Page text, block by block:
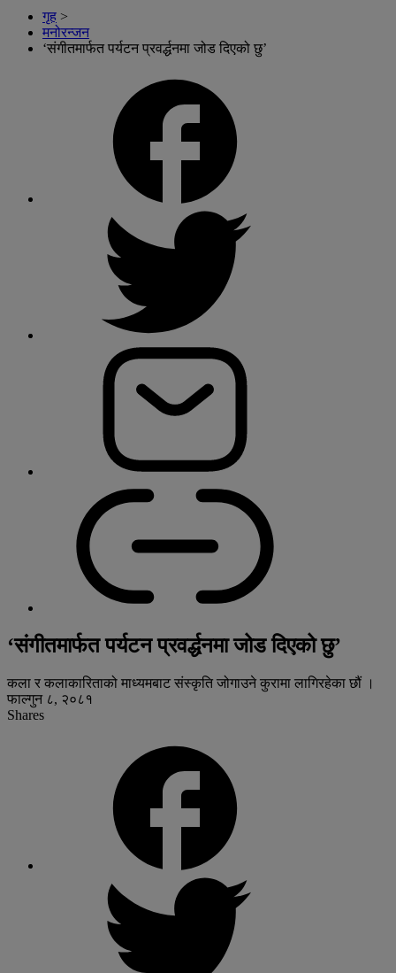
गृह >
मनोरन्जन
‘संगीतमार्फत पर्यटन प्रवर्द्धनमा जोड दिएको छु’
‘संगीतमार्फत पर्यटन प्रवर्द्धनमा जोड दिएको छु’
कला र कलाकारिताको माध्यमबाट संस्कृति जोगाउने कुरामा लागिरहेका छौं ।
फाल्गुन ८, २०८१
Shares